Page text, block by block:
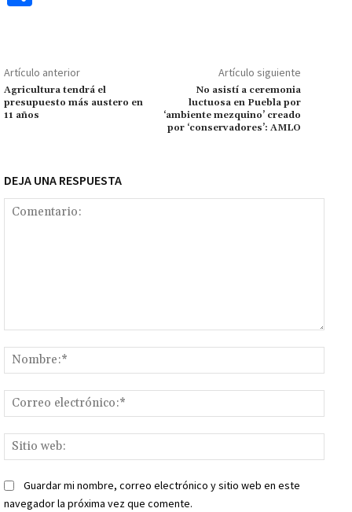
o
k
p
p
ge
r
m Li
n
k
p
ar
tir
Artículo anterior
Agricultura tendrá el
presupuesto más austero en
11 años
Artículo siguiente
No asistí a ceremonia
luctuosa en Puebla por
‘ambiente mezquino’ creado
por ‘conservadores’: AMLO
DEJA UNA RESPUESTA
web:
Guardar mi nombre, correo electrónico y sitio web en este
navegador la próxima vez que comente.